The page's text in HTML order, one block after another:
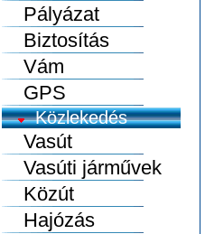
Pályázat
Biztosítás
Vám
GPS
Közlekedés
Vasút
Vasúti járművek
Közút
Hajózás